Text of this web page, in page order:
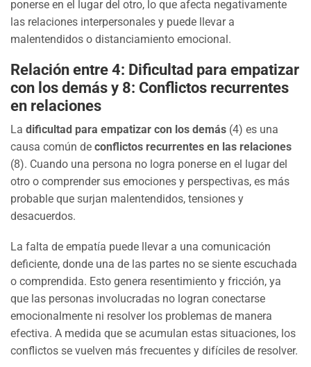
ponerse en el lugar del otro, lo que afecta negativamente
las relaciones interpersonales y puede llevar a
malentendidos o distanciamiento emocional.
Relación entre 4: Dificultad para empatizar
con los demás y 8: Conflictos recurrentes
en relaciones
La dificultad para empatizar con los demás (4) es una
causa común de conflictos recurrentes en las relaciones
(8). Cuando una persona no logra ponerse en el lugar del
otro o comprender sus emociones y perspectivas, es más
probable que surjan malentendidos, tensiones y
desacuerdos.
La falta de empatía puede llevar a una comunicación
deficiente, donde una de las partes no se siente escuchada
o comprendida. Esto genera resentimiento y fricción, ya
que las personas involucradas no logran conectarse
emocionalmente ni resolver los problemas de manera
efectiva. A medida que se acumulan estas situaciones, los
conflictos se vuelven más frecuentes y difíciles de resolver.